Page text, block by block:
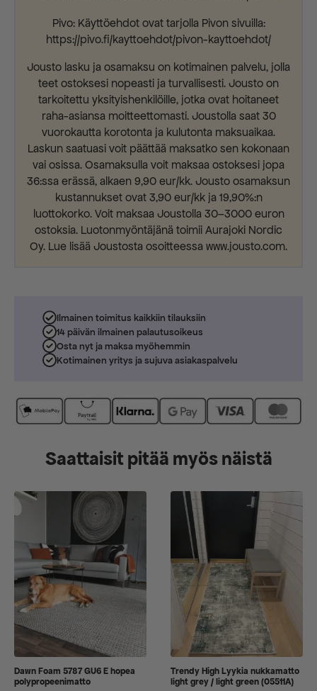
Pivo: Käyttöehdot ovat tarjolla Pivon sivuilla:
https://pivo.fi/kayttoehdot/pivon-kayttoehdot/
Jousto lasku ja osamaksu on kotimainen palvelu, jolla
teet ostoksesi nopeasti ja turvallisesti. Jousto on
tarkoitettu yksityishenkilöille, jotka ovat hoitaneet
raha-asiansa moitteettomasti. Joustolla saat 30
vuorokautta korotonta ja kulutonta maksuaikaa.
Laskun saatuasi voit päättää maksatko sen kokonaan
vai osissa. Osamaksulla voit maksaa ostoksesi jopa
36:ssa erässä, alkaen 9,90 eur/kk. Jousto osamaksun
kustannukset ovat 3,90 eur/kk ja 19,90%:n
luottokorko. Voit maksaa Joustolla 30–3000 euron
ostoksia. Luotonmyöntäjänä toimii Aurajoki Nordic
Oy. Lue lisää Joustosta osoitteessa www.jousto.com.
Ilmainen toimitus kaikkiin tilauksiin
14 päivän ilmainen palautusoikeus
Osta nyt ja maksa myöhemmin
Kotimainen yritys ja sujuva asiakaspalvelu
Saattaisit pitää myös näistä
Dawn Foam 5787 GU6 E hopea
polypropeenimatto
Trendy High Lyykia nukkamatto
light grey / light green (05511A)